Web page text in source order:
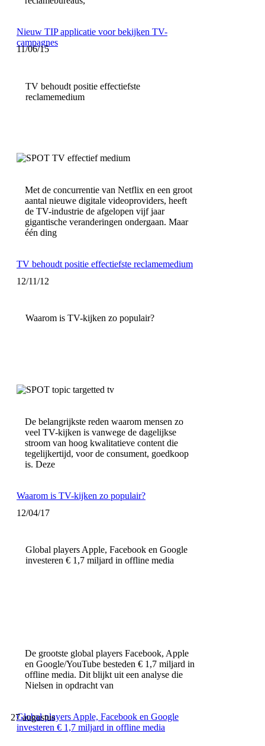
Nieuw TIP applicatie voor bekijken TV-
campagnes
11/06/15
TV behoudt positie effectiefste
reclamemedium
Met de concurrentie van Netflix en een groot
aantal nieuwe digitale videoproviders, heeft
de TV-industrie de afgelopen vijf jaar
gigantische veranderingen ondergaan. Maar
één ding
TV behoudt positie effectiefste reclamemedium
12/11/12
Waarom is TV-kijken zo populair?
De belangrijkste reden waarom mensen zo
veel TV-kijken is vanwege de dagelijkse
stroom van hoog kwalitatieve content die
tegelijkertijd, voor de consument, goedkoop
is. Deze
Waarom is TV-kijken zo populair?
12/04/17
Global players Apple, Facebook en Google
investeren € 1,7 miljard in offline media
De grootste global players Facebook, Apple
en Google/YouTube besteden € 1,7 miljard in
offline media. Dit blijkt uit een analyse die
Nielsen in opdracht van
Global players Apple, Facebook en Google
investeren € 1,7 miljard in offline media
27 augustus